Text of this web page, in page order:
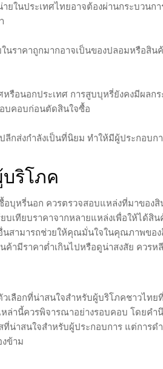
ยในประเทศไทยอาจต้องผ่านกระบวน
นราคาถูกมากอาจเป็นของปลอมหรือสิ
หรือนอกประเทศ การสูบบุหรี่ยังคงมีผลก
บคอบก่อนตัดสินใจซื้อ
กส่งกำลังเป็นที่นิยม ทำให้มีผู้ประกอบก
ริโภค
อบุหรี่นอก ควรตรวจสอบแหล่งที่มาของ
ยบเทียบราคาจากหลายแหล่งเพื่อให้ได้
นสามารถช่วยให้คุณมั่นใจในคุณภาพขอ
ค้ามีราคาต่ำเกินไปหรือดูน่าสงสัย ควร
วเลือกที่น่าสนใจสำหรับผู้บริโภคชาวไ
หล่านี้ควรพิจารณาอย่างรอบคอบ โดย
ที่น่าสนใจสำหรับผู้ประกอบการ แต่กา
ข้าม